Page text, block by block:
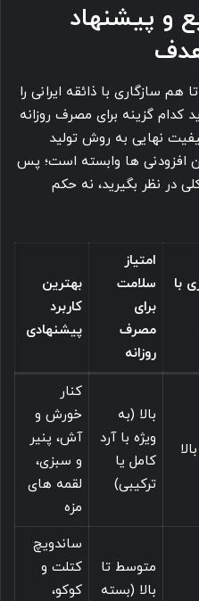
و پیشنهاد
سازگاری با ذائقه ایرانی را
گزینه برای مصرف روزانه
نهایی به روش تولید
افزودنی ها وابسته است؛ پس
در نظر بگیرید، نه حکم
با
امتیاز
سلامت
برای
مصرف
روزانه
بهترین
کاربرد
پیشنهادی
بالا (به
ویژه با آرد
کامل یا
ترکیبی)
کنار
خورش و
آش، پنیر
و سبزی،
لقمه های
مزه
متوسط تا
بالا (بسته
ساندویچ
کتلت و
کوکو،